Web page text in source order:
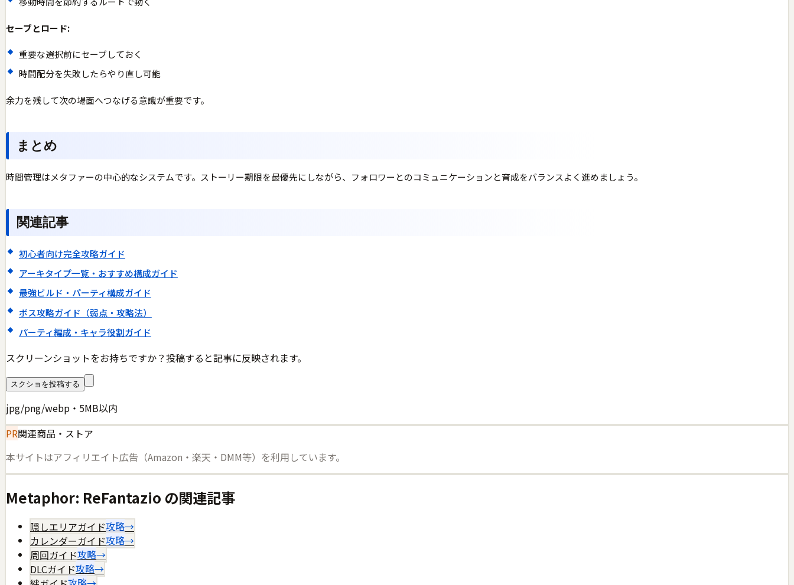
セーブとロード:
重要な選択前にセーブしておく
時間配分を失敗したらやり直し可能
余力を残して次の場面へつなげる意識が重要です。
まとめ
時間管理はメタファーの中心的なシステムです。ストーリー期限を最優先にしながら、フォロワーとのコミュニケーションと育成をバランスよく進めましょう。
関連記事
初心者向け完全攻略ガイド
アーキタイプ一覧・おすすめ構成ガイド
最強ビルド・パーティ構成ガイド
ボス攻略ガイド（弱点・攻略法）
パーティ編成・キャラ役割ガイド
スクリーンショットをお持ちですか？投稿すると記事に反映されます。
スクショを投稿する
jpg/png/webp・5MB以内
PR関連商品・ストア
本サイトはアフィリエイト広告（Amazon・楽天・DMM等）を利用しています。
Metaphor: ReFantazio の関連記事
隠しエリアガイド攻略→
カレンダーガイド攻略→
周回ガイド攻略→
DLCガイド攻略→